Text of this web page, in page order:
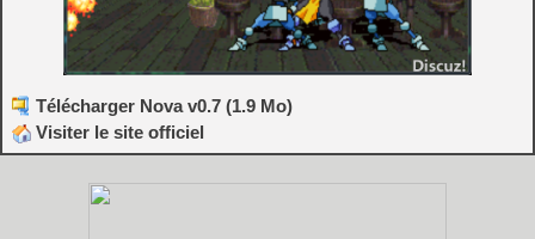
Télécharger Nova v0.7 (1.9 Mo)
Visiter le site officiel